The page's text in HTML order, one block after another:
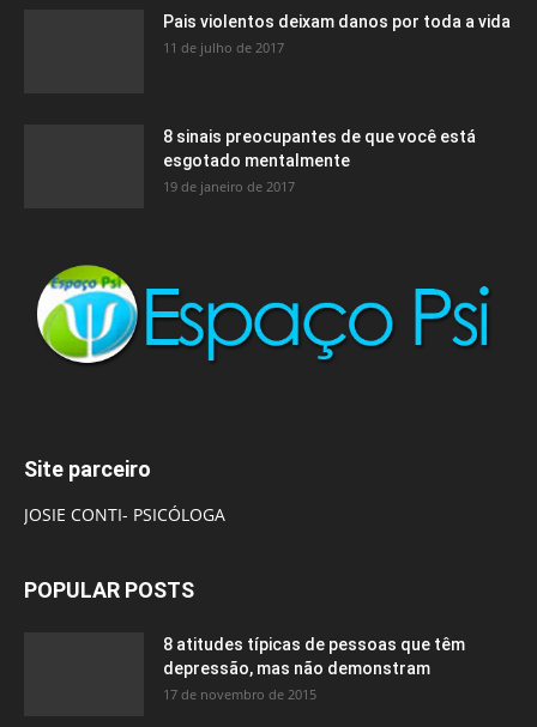
Pais violentos deixam danos por toda a vida
11 de julho de 2017
8 sinais preocupantes de que você está
esgotado mentalmente
19 de janeiro de 2017
Site parceiro
JOSIE CONTI- PSICÓLOGA
POPULAR POSTS
8 atitudes típicas de pessoas que têm
depressão, mas não demonstram
17 de novembro de 2015